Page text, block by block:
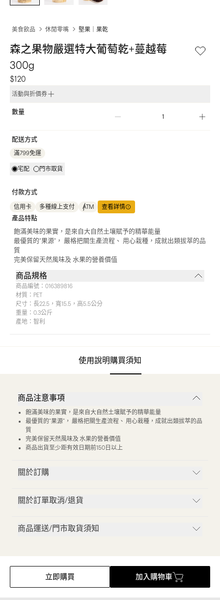
美食飲品 休閒零嘴 堅果｜果乾
森之果物嚴選特大葡萄乾+蔓越莓
300g
$120
活動與折價券
數量
配送方式
滿799免運
宅配 門市取貨
付款方式
信用卡 多種線上支付 ATM 查看詳情
產品特點
飽滿美味的果實，是來自大自然土壤賦予的精華能量
最優質的”果源”， 嚴格把關生產流程、 用心栽種，成就出類拔萃的品
質
完美保留天然風味及 水果的營養價值
商品規格
商品編號： 016389816
材質： PET
尺寸： 長22.5，寬15.5，高5.5公分
重量： 0.3公斤
產地： 智利
使用說明購買須知
商品注意事項
飽滿美味的果實，是來自大自然土壤賦予的精華能量
最優質的”果源”， 嚴格把關生產流程、 用心栽種，成就出類拔萃的品
質
完美保留天然風味及 水果的營養價值
商品出貨至少距有效日期前150日以上
關於訂購
關於訂單取消/退貨
商品運送/門市取貨須知
立即購買 加入購物車